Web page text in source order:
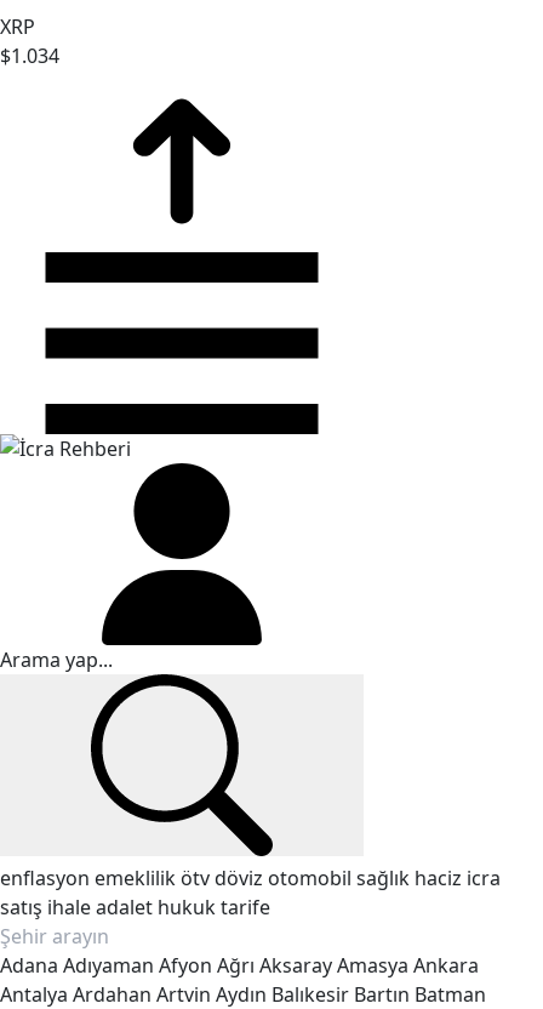
XRP
$1.034
enflasyon emeklilik ötvdöviz otomobil sağlık haciz icra
satış ihaleadalet hukuktarife
Adana Adıyaman Afyon Ağrı AksarayAmasya Ankara
Antalya Ardahan Artvin Aydın Balıkesir Bartın Batman